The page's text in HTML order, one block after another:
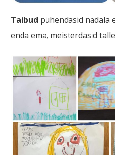
Taibud pühendasid nädala
enda ema, meisterdasid